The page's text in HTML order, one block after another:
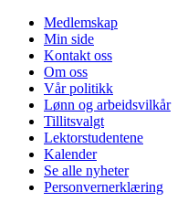
Medlemskap
Min side
Kontakt oss
Om oss
Vår politikk
Lønn og arbeidsvilkår
Tillitsvalgt
Lektorstudentene
Kalender
Se alle nyheter
Personvernerklæring